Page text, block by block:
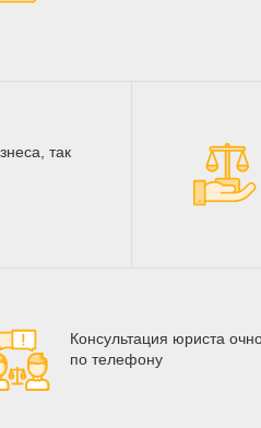
так
Консультация юриста
по телефону